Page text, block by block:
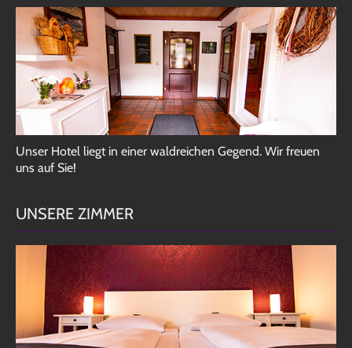
Unser Hotel liegt in einer waldreichen Gegend. Wir freuen
uns auf Sie!
UNSERE ZIMMER